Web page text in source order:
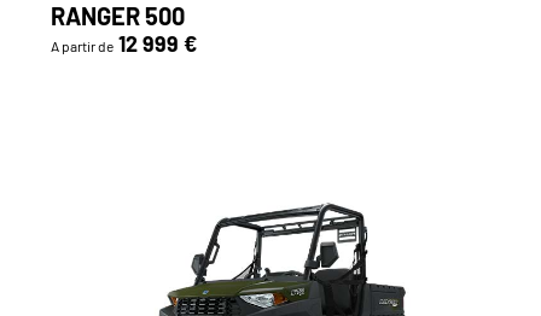
RANGER 500
A partir de 12 999 €